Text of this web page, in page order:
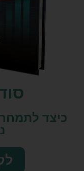
כיצד